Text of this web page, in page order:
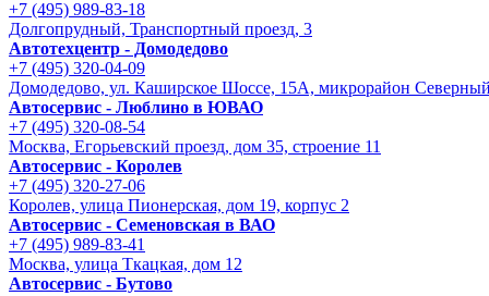
+7 (495) 989-83-18
Долгопрудный, Транспортный проезд, 3
Автотехцентр - Домодедово
+7 (495) 320-04-09
Домодедово, ул. Каширское Шоссе, 15А, микрорайон
Автосервис - Люблино в ЮВАО
+7 (495) 320-08-54
Москва, Егорьевский проезд, дом 35, строение 11
Автосервис - Королев
+7 (495) 320-27-06
Королев, улица Пионерская, дом 19, корпус 2
Автосервис - Семеновская в ВАО
+7 (495) 989-83-41
Москва, улица Ткацкая, дом 12
Автосервис - Бутово